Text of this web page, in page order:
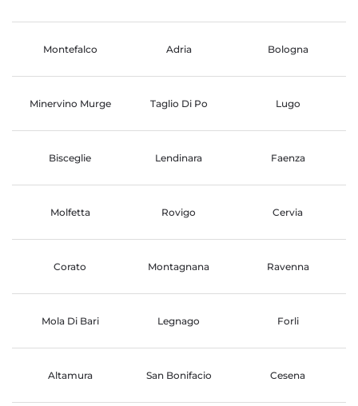
Montefalco Adria Bologna
Minervino Murge Taglio Di Po Lugo
Bisceglie Lendinara Faenza
Molfetta Rovigo Cervia
Corato Montagnana Ravenna
Mola Di Bari Legnago Forli
Altamura San Bonifacio Cesena